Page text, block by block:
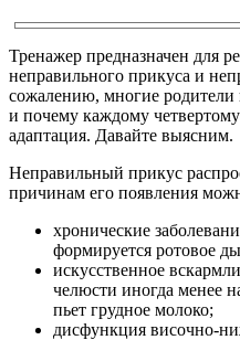
Тренажер предназначен для
неправильного прикуса и
сожалению, многие родители
и почему каждому
адаптация. Давайте выясним.
Неправильный прикус
причинам его появления
хронические
формируется ротовое
искусственное
челюсти иногда менее
пьет грудное молоко;
дисфункция височно-